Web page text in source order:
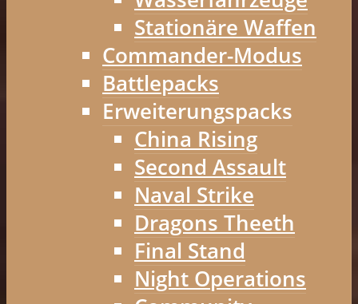
Stationäre Waffen
Commander-Modus
Battlepacks
Erweiterungspacks
China Rising
Second Assault
Naval Strike
Dragons Theeth
Final Stand
Night Operations